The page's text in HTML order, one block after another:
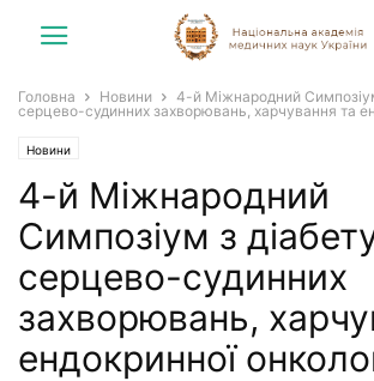
Головна Новини
4-й Міжнародний
серцево-судинних захворювань, харчування та
Новини
4-й Міжнародний
Симпозіум з
серцево-судинних
захворювань,
ендокринної